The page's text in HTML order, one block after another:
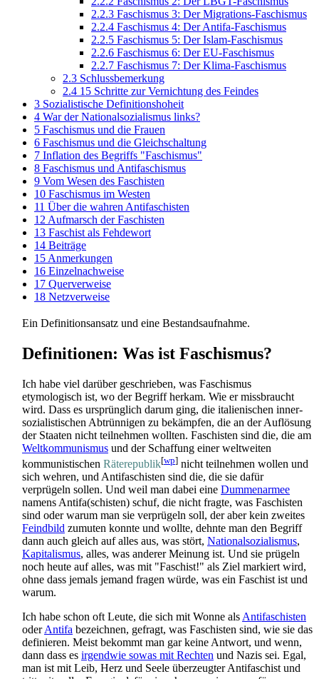
2.2.3 Faschismus 3: Der Migrations-Faschismus
2.2.4 Faschismus 4: Der Antifa-Faschismus
2.2.5 Faschismus 5: Der Islam-Faschismus
2.2.6 Faschismus 6: Der EU-Faschismus
2.2.7 Faschismus 7: Der Klima-Faschismus
2.3 Schlussbemerkung
2.4 15 Schritte zur Vernichtung des Feindes
3 Sozialistische Definitionshoheit
4 War der Nationalsozialismus links?
5 Faschismus und die Frauen
6 Faschismus und die Gleichschaltung
7 Inflation des Begriffs "Faschismus"
8 Faschismus und Antifaschismus
9 Vom Wesen des Faschisten
10 Faschismus im Westen
11 Über die wahren Antifaschisten
12 Aufmarsch der Faschisten
13 Faschist als Fehdewort
14 Beiträge
15 Anmerkungen
16 Einzelnachweise
17 Querverweise
18 Netzverweise
Ein Definitionsansatz und eine Bestandsaufnahme.
Definitionen: Was ist Faschismus?
Ich habe viel darüber geschrieben, was Faschismus
etymologisch ist, wo der Begriff herkam. Wie er missbraucht
wird. Dass es ursprünglich darum ging, die italienischen inner­
sozialistischen Abtrünnigen zu bekämpfen, die an der Auflösung
der Staaten nicht teilnehmen wollten. Faschisten sind die, die am
Weltkommunismus und der Schaffung einer weltweiten
kommunistischen Räterepublik[wp] nicht teilnehmen wollen und
sich wehren, und Antifaschisten sind die, die sie dafür
verprügeln sollen. Und weil man dabei eine Dummen­armee
namens Antifa(schisten) schuf, die nicht fragte, was Faschisten
sind oder warum man sie verprügeln soll, der aber kein zweites
Feindbild zumuten konnte und wollte, dehnte man den Begriff
dann auch gleich auf alles aus, was stört, Nationalsozialismus,
Kapitalismus, alles, was anderer Meinung ist. Und sie prügeln
noch heute auf alles, was mit "Faschist!" als Ziel markiert wird,
ohne dass jemals jemand fragen würde, was ein Faschist ist und
warum.
Ich habe schon oft Leute, die sich mit Wonne als Antifaschisten
oderAntifa bezeichnen, gefragt, was Faschisten sind, wie sie das
definieren. Meist bekommt man gar keine Antwort, und wenn,
dann dass es irgendwie sowas mit Rechten und Nazis sei. Egal,
man ist mit Leib, Herz und Seele überzeugter Antifaschist und